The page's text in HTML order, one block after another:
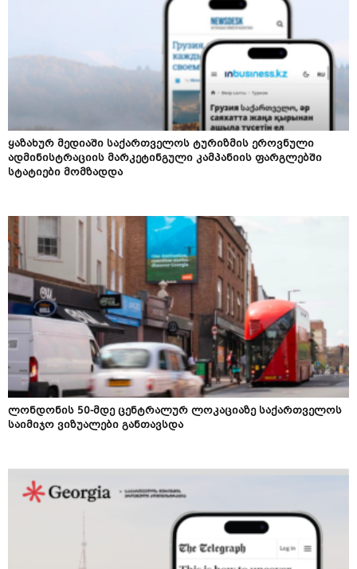
ყაზახურ მედიაში საქართველოს ტურიზმის ეროვნული
ადმინისტრაციის მარკეტინგული კამპანიის ფარგლებში
სტატიები მომზადდა
ლონდონის 50-მდე ცენტრალურ ლოკაციაზე საქართველოს
საიმიჯო ვიზუალები განთავსდა